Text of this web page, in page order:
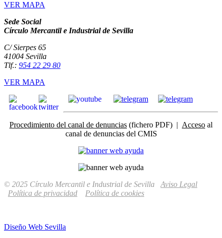
VER MAPA
Sede Social
Círculo Mercantil e Industrial de Sevilla
C/ Sierpes 65
41004 Sevilla
Tlf.: 954 22 29 80
VER MAPA
Procedimiento del canal de denuncias (fichero PDF) | Acceso al
canal de denuncias del CMIS
© 2025 Círculo Mercantil e Industrial de Sevilla Aviso Legal
Política de privacidad
Política de cookies
Diseño Web Sevilla